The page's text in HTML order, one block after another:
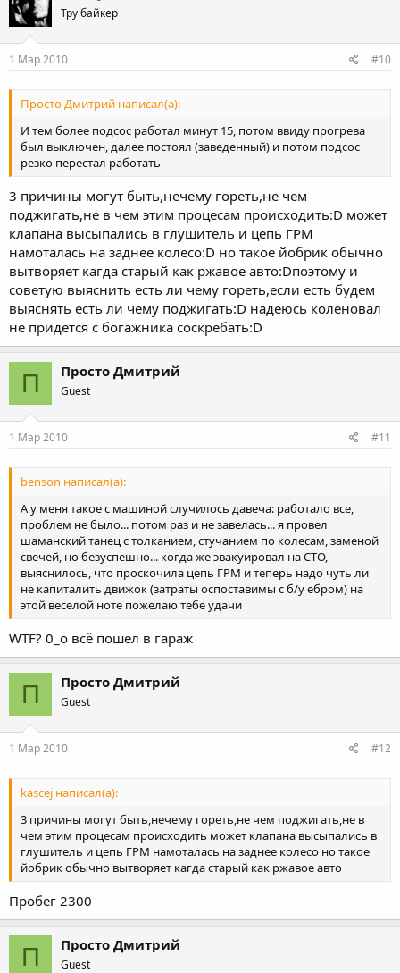
Тру байкер
1 Мар 2010 #10
Просто Дмитрий написал(а):
И тем более подсос работал минут 15, потом ввиду прогрева
был выключен, далее постоял (заведенный) и потом подсос
резко перестал работать
3 причины могут быть,нечему гореть,не чем
поджигать,не в чем этим процесам происходить:D может
клапана высыпались в глушитель и цепь ГРМ
намоталась на заднее колесо:D но такое йобрик обычно
вытворяет кагда старый как ржавое авто:Dпоэтому и
советую выяснить есть ли чему гореть,если есть будем
выяснять есть ли чему поджигать:D надеюсь коленовал
не придется с богажника соскребать:D
П Просто Дмитрий
Guest
1 Мар 2010 #11
benson написал(а):
А у меня такое с машиной случилось давеча: работало все,
проблем не было... потом раз и не завелась... я провел
шаманский танец с толканием, стучанием по колесам, заменой
свечей, но безуспешно... когда же эвакуировал на СТО,
выяснилось, что проскочила цепь ГРМ и теперь надо чуть ли
не капиталить движок (затраты оспоставимы с б/у ебром) на
этой веселой ноте пожелаю тебе удачи
WTF? 0_o всё пошел в гараж
П Просто Дмитрий
Guest
1 Мар 2010 #12
kascej написал(а):
3 причины могут быть,нечему гореть,не чем поджигать,не в
чем этим процесам происходить может клапана высыпались в
глушитель и цепь ГРМ намоталась на заднее колесо но такое
йобрик обычно вытворяет кагда старый как ржавое авто
Пробег 2300
П Просто Дмитрий
Guest